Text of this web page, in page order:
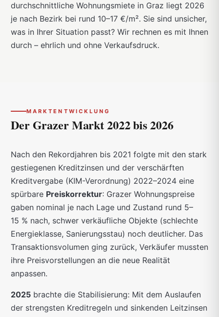
durchschnittliche Wohnungsmiete in Graz liegt 2026
je nach Bezirk bei rund 10–17 €/m². Sie sind unsicher,
was in Ihrer Situation passt? Wir rechnen es mit Ihnen
durch – ehrlich und ohne Verkaufsdruck.
MARKTENTWICKLUNG
Der Grazer Markt2022 bis 2026
Nach den Rekordjahren bis 2021 folgte mit den stark
gestiegenen Kreditzinsen und der verschärften
Kreditvergabe (KIM-Verordnung) 2022–2024 eine
spürbare Preiskorrektur: Grazer Wohnungspreise
gaben nominal je nach Lage und Zustand rund 5–
15 % nach, schwer verkäufliche Objekte (schlechte
Energieklasse, Sanierungsstau) noch deutlicher. Das
Transaktionsvolumen ging zurück, Verkäufer mussten
ihre Preisvorstellungen an die neue Realität
anpassen.
2025 brachte die Stabilisierung: Mit dem Auslaufen
der strengsten Kreditregeln und sinkenden Leitzinsen